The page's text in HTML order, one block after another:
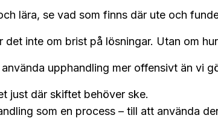
lära, se vad som finns där ute och
det inte om brist på lösningar. Utan om
upphandling mer offensivt än vi
just där skiftet behöver ske.
som en process – till att använda